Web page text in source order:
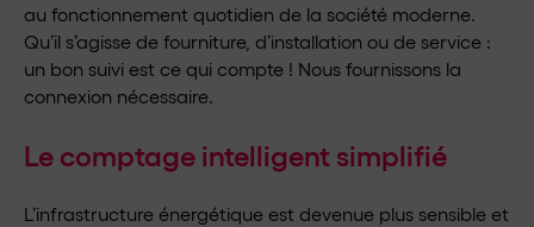
au fonctionnement quotidien de la société moderne.
Qu’il s’agisse de fourniture, d’installation ou de service :
un bon suivi est ce qui compte ! Nous fournissons la
connexion nécessaire.
Le comptage intelligent simplifié
L’infrastructure énergétique est devenue plus sensible et